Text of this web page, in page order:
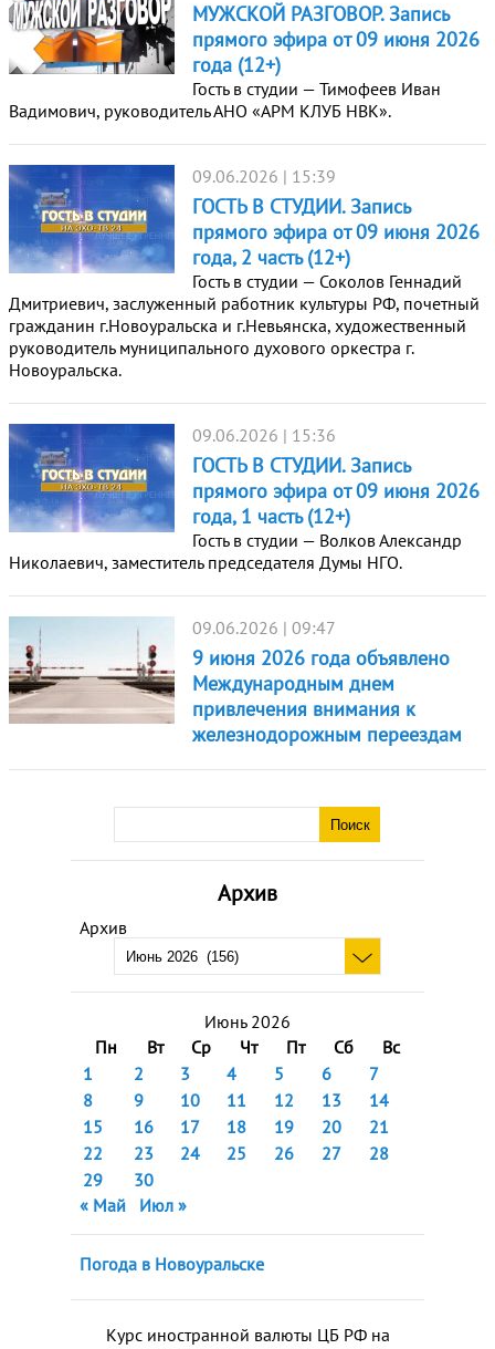
Архив
Архив
Июнь 2026
Пн
Вт Ср Чт Пт Сб
Вс
1
2 3 4 5 6
7
8
9 10 11 12 13
14
15
16 17 18 19 20
21
22
23 24 25 26 27
28
29
30
« Май
Июл »
Погода в Новоуральске
Курс иностранной валюты ЦБ РФ на
МУЖСКОЙ РАЗГОВОР. Запись
прямого эфира от 09 июня 2026
года (12+)
Гость в студии — Тимофеев Иван
Вадимович, руководитель АНО «АРМ КЛУБ НВК».
09.06.2026 | 15:39
ГОСТЬ В СТУДИИ. Запись
прямого эфира от 09 июня 2026
года, 2 часть (12+)
Гость в студии — Соколов Геннадий
Дмитриевич, заслуженный работник культуры РФ, почетный
гражданин г.Новоуральска и г.Невьянска, художественный
руководитель муниципального духового оркестра г.
Новоуральска.
09.06.2026 | 15:36
ГОСТЬ В СТУДИИ. Запись
прямого эфира от 09 июня 2026
года, 1 часть (12+)
Гость в студии — Волков Александр
Николаевич, заместитель председателя Думы НГО.
09.06.2026 | 09:47
9 июня 2026 года объявлено
Международным днем
привлечения внимания к
железнодорожным переездам